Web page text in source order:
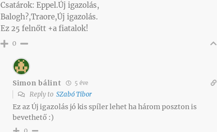
Csatárok: Eppel.Új igazolás,
Balogh?,Traore,Új igazolás.
Ez 25 felnőtt +a fiatalok!
0
Simon bálint 5 éve
Reply to SZabó Tibor
Ez az Új igazolás jó kis spíler lehet ha három poszton is
bevethető :)